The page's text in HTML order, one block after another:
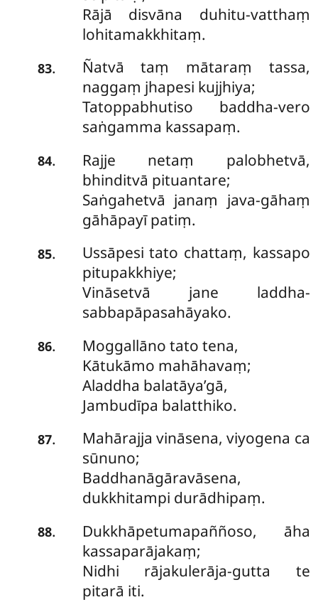
Rājā disvāna duhitu-vatthaṃ
lohitamakkhitaṃ.
83.
Ñatvā taṃ mātaraṃ tassa,
naggaṃ jhapesi kujjhiya;
Tatoppabhutiso baddha-vero
saṅgamma kassapaṃ.
84.
Rajje netaṃ palobhetvā,
bhinditvā pituantare;
Saṅgahetvā janaṃ java-gāhaṃ
gāhāpayī patiṃ.
85.
Ussāpesi tato chattaṃ, kassapo
pitupakkhiye;
Vināsetvā jane laddha-
sabbapāpasahāyako.
86.
Moggallāno tato tena,
Kātukāmo mahāhavaṃ;
Aladdha balatāya’gā,
Jambudīpa balatthiko.
87. Mahārajjavināsena, viyogena ca
sūnuno;
Baddhanāgāravāsena,
dukkhitampi durādhipaṃ.
88.
Dukkhāpetumapaññoso, āha
kassaparājakaṃ;
Nidhi rājakulerāja-gutta te
pitarā iti.